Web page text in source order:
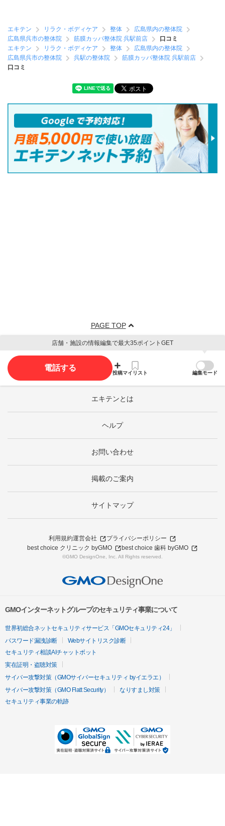
エキテン リラク・ボディケア 整体
広島県内の整体院
広島県呉市の整体院
筋膜カッパ整体院 呉駅前店
口コミ
エキテン
リラク・ボディケア 整体
広島県内の整体院
広島県呉市の整体院
呉駅の整体院
筋膜カッパ整体院 呉駅前店
口コミ
PAGE TOP
店舗・施設の情報編集で最大35ポイントGET
電話する
投稿マイリスト 編集モード
エキテンとは
ヘルプ
お問い合わせ
掲載のご案内
サイトマップ
利用規約運営会社
プライバシーポリシー
best choice クリニック byGMO
best choice 歯科 byGMO
©GMO DesignOne, Inc. All Rights reserved.
GMOインターネットグループのセキュリティ事業について
世界初総合ネットセキュリティサービス「GMOセキュリティ24」
パスワード漏洩診断
Webサイトリスク診断
セキュリティ相談AIチャットボット
実在証明・盗聴対策
サイバー攻撃対策（GMOサイバーセキュリティ byイエラエ）
サイバー攻撃対策（GMO Flatt Security）
なりすまし対策
セキュリティ事業の軌跡